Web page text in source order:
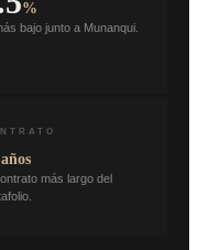
%
bajo junto a Munanqui.
años
más largo del